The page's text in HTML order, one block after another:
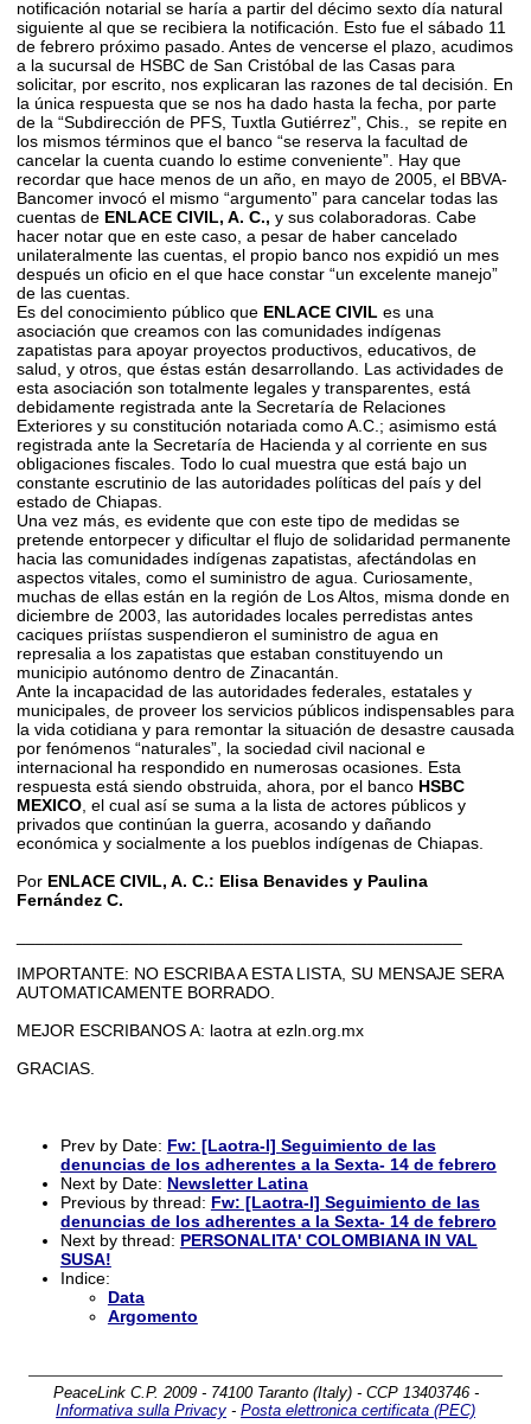
notificación notarial­ se haría a partir del décimo sexto día natural
siguiente al que se recibiera la notificación. Esto fue el sábado 11
de febrero próximo pasado. Antes de vencerse el plazo, acudimos
a la sucursal de HSBC de San Cristóbal de las Casas para
solicitar, por escrito, nos explicaran las razones de tal decisión. En
la única respuesta que se nos ha dado hasta la fecha, por parte
de la “Subdirección de PFS, Tuxtla Gutiérrez”, Chis., se repite en
los mismos términos que el banco “se reserva la facultad de
cancelar la cuenta cuando lo estime conveniente”. Hay que
recordar que hace menos de un año, en mayo de 2005, el BBVA-
Bancomer invocó el mismo “argumento” para cancelar todas las
cuentas de ENLACE CIVIL, A. C., y sus colaboradoras. Cabe
hacer notar que en este caso, a pesar de haber cancelado
unilateralmente las cuentas, el propio banco nos expidió un mes
después un oficio en el que hace constar “un excelente manejo”
de las cuentas.
Es del conocimiento público que ENLACE CIVIL es una
asociación que creamos con las comunidades indígenas
zapatistas para apoyar proyectos productivos, educativos, de
salud, y otros, que éstas están desarrollando. Las actividades de
esta asociación son totalmente legales y transparentes, está
debidamente registrada ante la Secretaría de Relaciones
Exteriores y su constitución notariada como A.C.; asimismo está
registrada ante la Secretaría de Hacienda y al corriente en sus
obligaciones fiscales. Todo lo cual muestra que está bajo un
constante escrutinio de las autoridades políticas del país y del
estado de Chiapas.
Una vez más, es evidente que con este tipo de medidas se
pretende entorpecer y dificultar el flujo de solidaridad permanente
hacia las comunidades indígenas zapatistas, afectándolas en
aspectos vitales, como el suministro de agua. Curiosamente,
muchas de ellas están en la región de Los Altos, misma donde en
diciembre de 2003, las autoridades locales perredistas ­antes
caciques priístas­ suspendieron el suministro de agua en
represalia a los zapatistas que estaban constituyendo un
municipio autónomo dentro de Zinacantán.
Ante la incapacidad de las autoridades federales, estatales y
municipales, de proveer los servicios públicos indispensables para
la vida cotidiana y para remontar la situación de desastre causada
por fenómenos “naturales”, la sociedad civil nacional e
internacional ha respondido en numerosas ocasiones. Esta
respuesta está siendo obstruida, ahora, por el banco HSBC
MEXICO, el cual así se suma a la lista de actores públicos y
privados que continúan la guerra, acosando y dañando
económica y socialmente a los pueblos indígenas de Chiapas.
Por ENLACE CIVIL, A. C.: Elisa Benavides y Paulina
Fernández C.
IMPORTANTE: NO ESCRIBA A ESTA LISTA, SU MENSAJE SERA
AUTOMATICAMENTE BORRADO.
MEJOR ESCRIBANOS A: laotra at ezln.org.mx
GRACIAS.
Prev by Date: Fw: [Laotra-l] Seguimiento de las
denuncias de los adherentes a la Sexta- 14 de febrero
Next by Date: Newsletter Latina
Previous by thread: Fw: [Laotra-l] Seguimiento de las
denuncias de los adherentes a la Sexta- 14 de febrero
Next by thread: PERSONALITA' COLOMBIANA IN VAL
SUSA!
Indice:
Data
Argomento
PeaceLink C.P. 2009 - 74100 Taranto (Italy) - CCP 13403746 -
Informativa sulla Privacy - Posta elettronica certificata (PEC)